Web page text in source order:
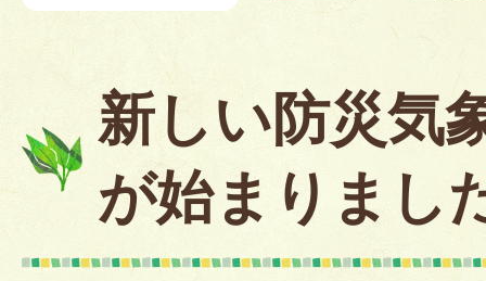
新しい防災気
が始まりまし